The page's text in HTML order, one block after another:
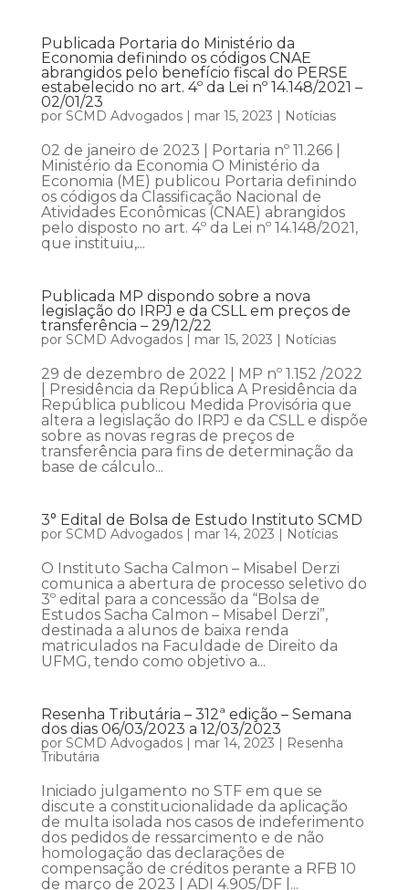
Publicada Portaria do Ministério da
Economia definindo os códigos CNAE
abrangidos pelo benefício fiscal do PERSE
estabelecido no art. 4º da Lei nº 14.148/2021 –
02/01/23
por SCMD Advogados| mar 15, 2023 | Notícias
02 de janeiro de 2023 | Portaria nº 11.266 |
Ministério da Economia O Ministério da
Economia (ME) publicou Portaria definindo
os códigos da Classificação Nacional de
Atividades Econômicas (CNAE) abrangidos
pelo disposto no art. 4º da Lei nº 14.148/2021,
que instituiu,...
Publicada MP dispondo sobre a nova
legislação do IRPJ e da CSLL em preços de
transferência – 29/12/22
por SCMD Advogados| mar 15, 2023 | Notícias
29 de dezembro de 2022 | MP nº 1.152 /2022
| Presidência da República A Presidência da
República publicou Medida Provisória que
altera a legislação do IRPJ e da CSLL e dispõe
sobre as novas regras de preços de
transferência para fins de determinação da
base de cálculo...
3° Edital de Bolsa de Estudo Instituto SCMD
por SCMD Advogados| mar 14, 2023 | Notícias
O Instituto Sacha Calmon – Misabel Derzi
comunica a abertura de processo seletivo do
3º edital para a concessão da “Bolsa de
Estudos Sacha Calmon – Misabel Derzi”,
destinada a alunos de baixa renda
matriculados na Faculdade de Direito da
UFMG, tendo como objetivo a...
Resenha Tributária – 312ª edição – Semana
dos dias 06/03/2023 a 12/03/2023
por SCMD Advogados| mar 14, 2023 | Resenha
Tributária
Iniciado julgamento no STF em que se
discute a constitucionalidade da aplicação
de multa isolada nos casos de indeferimento
dos pedidos de ressarcimento e de não
homologação das declarações de
compensação de créditos perante a RFB 10
de março de 2023 | ADI 4.905/DF |...